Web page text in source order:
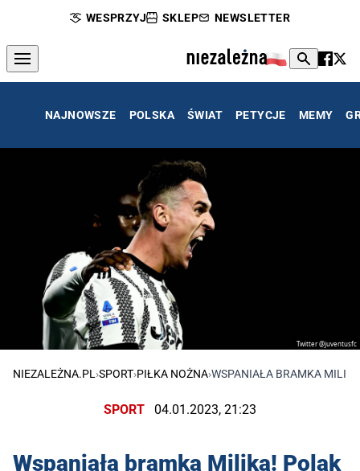
WESPRZYJ SKLEP NEWSLETTER
NAJNOWSZE POLSKA ŚWIAT PETYCJE MEMY
Twitter @juventusfc
NIEZALEŻNA.PL ›SPORT›PIŁKA NOŻNA›WSPANIAŁA BRAMKA
SPORT 04.01.2023, 21:23
Wspaniała bramka Milika! Polak